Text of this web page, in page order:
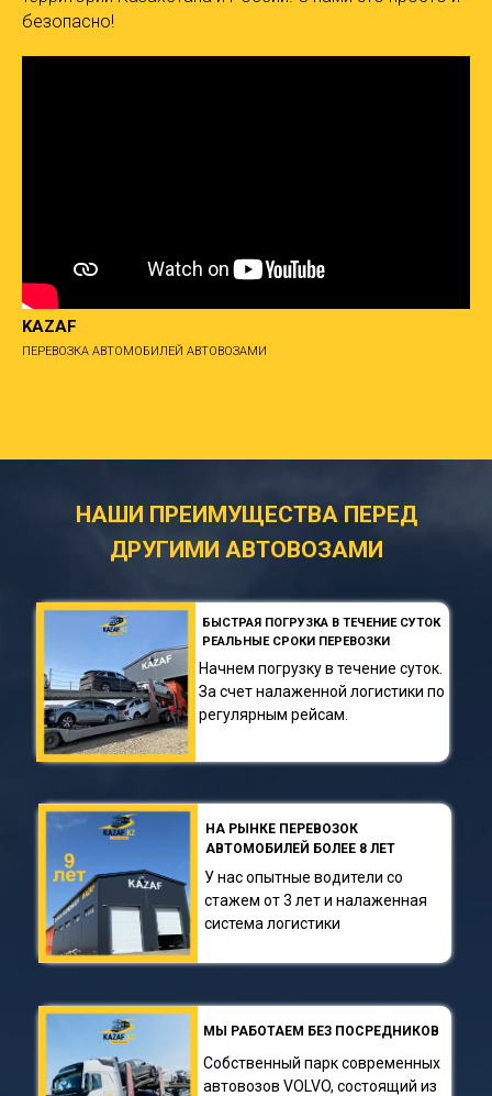
безопасно!
KAZAF
ПЕРЕВОЗКА АВТОМОБИЛЕЙ АВТОВОЗАМИ
БЫСТРАЯ ПОГРУЗКА В ТЕЧЕНИЕ СУТОК
РЕАЛЬНЫЕ СРОКИ ПЕРЕВОЗКИ
Начнем погрузку в течение суток.
За счет налаженной логистики по
регулярным рейсам.
НА РЫНКЕ ПЕРЕВОЗОК
АВТОМОБИЛЕЙ БОЛЕЕ 8 ЛЕТ
У нас опытные водители со
стажем от 3 лет и налаженная
система логистики
МЫ РАБОТАЕМ БЕЗ ПОСРЕДНИКОВ
Собственный парк современных
автовозов VOLVO, состоящий из
НАШИ ПРЕИМУЩЕСТВА ПЕРЕД
ДРУГИМИ АВТОВОЗАМИ